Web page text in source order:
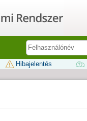
Hibajelentés